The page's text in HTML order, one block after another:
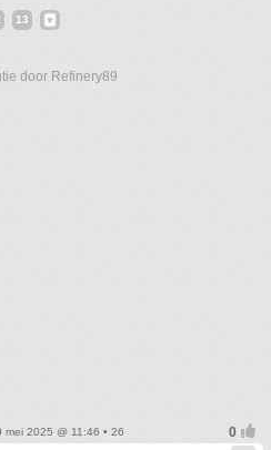
13
door Refinery89
mei 2025 @ 11:46 • 26